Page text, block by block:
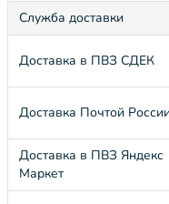
Служба доставки
Доставка в ПВЗ СДЕК
Доставка Почтой России
Доставка в ПВЗ Яндекс
Маркет